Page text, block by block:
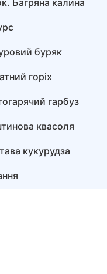
Багряна калина
буряк
горіх
гарбуз
квасоля
кукурудза